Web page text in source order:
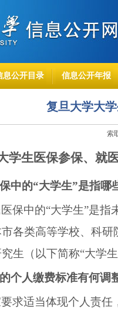
息公开目录 信息公开年报
复旦大学大
索
学生医保参保、就
中的“大学生”是指哪
保中的“大学生”是
各类高等学校、科
生（以下简称“大学
个人缴费标准有何调
求适当体现个人责